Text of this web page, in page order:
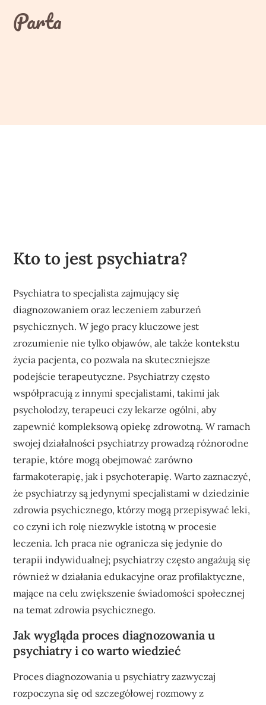
contentParta
Kto to jest psychiatra?
Psychiatra to specjalista zajmujący się
diagnozowaniem oraz leczeniem zaburzeń
psychicznych. W jego pracy kluczowe jest
zrozumienie nie tylko objawów, ale także kontekstu
życia pacjenta, co pozwala na skuteczniejsze
podejście terapeutyczne. Psychiatrzy często
współpracują z innymi specjalistami, takimi jak
psycholodzy, terapeuci czy lekarze ogólni, aby
zapewnić kompleksową opiekę zdrowotną. W ramach
swojej działalności psychiatrzy prowadzą różnorodne
terapie, które mogą obejmować zarówno
farmakoterapię, jak i psychoterapię. Warto zaznaczyć,
że psychiatrzy są jedynymi specjalistami w dziedzinie
zdrowia psychicznego, którzy mogą przepisywać leki,
co czyni ich rolę niezwykle istotną w procesie
leczenia. Ich praca nie ogranicza się jedynie do
terapii indywidualnej; psychiatrzy często angażują się
również w działania edukacyjne oraz profilaktyczne,
mające na celu zwiększenie świadomości społecznej
na temat zdrowia psychicznego.
Jak wygląda proces diagnozowania u
psychiatry i co warto wiedzieć
Proces diagnozowania u psychiatry zazwyczaj
rozpoczyna się od szczegółowej rozmowy z